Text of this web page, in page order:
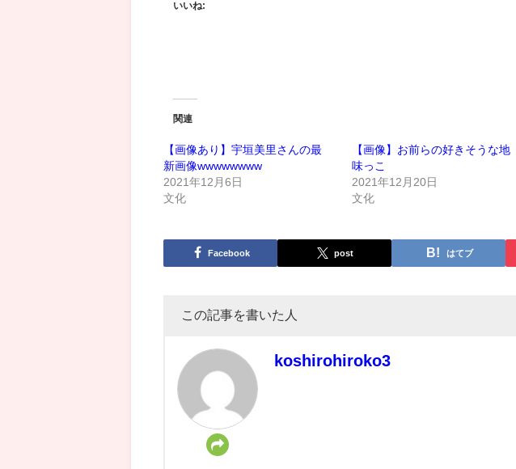
いいね:
関連
【画像あり】宇垣美里さんの最
新画像wwwwwwww
2021年12月6日
文化
【画像】お前らの好きそうな地
味っこ
2021年12月20日
文化
Facebook post はてブ
この記事を書いた人
koshirohiroko3